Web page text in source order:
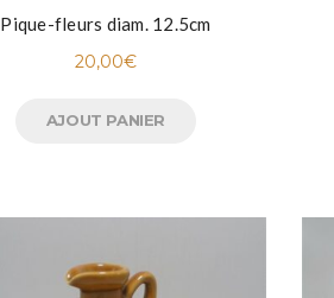
Pique-fleurs diam. 12.5cm
20,00€
AJOUT PANIER